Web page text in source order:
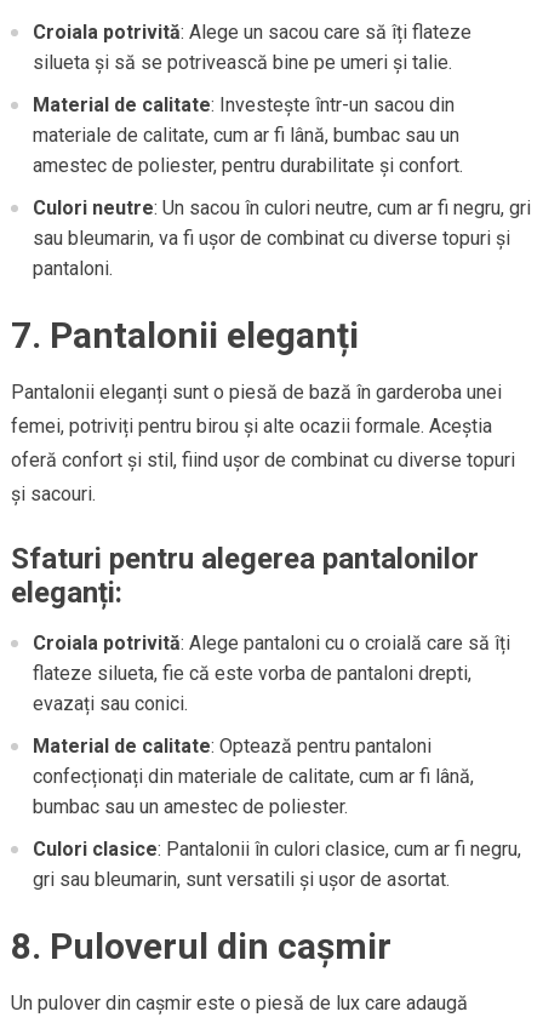
Croiala potrivită: Alege un sacou care să îți flateze
silueta și să se potrivească bine pe umeri și talie.
Material de calitate: Investește într-un sacou din
materiale de calitate, cum ar fi lână, bumbac sau un
amestec de poliester, pentru durabilitate și confort.
Culori neutre: Un sacou în culori neutre, cum ar fi negru, gri
sau bleumarin, va fi ușor de combinat cu diverse topuri și
pantaloni.
7. Pantalonii eleganți
Pantalonii eleganți sunt o piesă de bază în garderoba unei
femei, potriviți pentru birou și alte ocazii formale. Aceștia
oferă confort și stil, fiind ușor de combinat cu diverse topuri
și sacouri.
Sfaturi pentru alegerea pantalonilor
eleganți:
Croiala potrivită: Alege pantaloni cu o croială care să îți
flateze silueta, fie că este vorba de pantaloni drepti,
evazați sau conici.
Material de calitate: Optează pentru pantaloni
confecționați din materiale de calitate, cum ar fi lână,
bumbac sau un amestec de poliester.
Culori clasice: Pantalonii în culori clasice, cum ar fi negru,
gri sau bleumarin, sunt versatili și ușor de asortat.
8. Puloverul din cașmir
Un pulover din cașmir este o piesă de lux care adaugă